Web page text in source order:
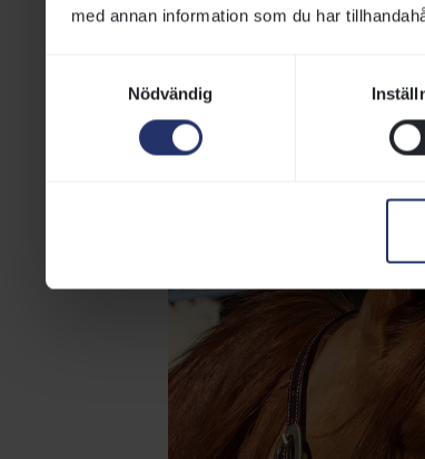
med annan information som du har
Nödvändig